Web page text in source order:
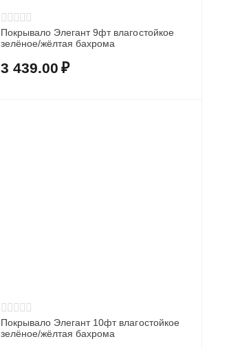
Покрывало Элегант 9фт влагостойкое
зелёное/жёлтая бахрома
3 439.00 ₽
Покрывало Элегант 10фт влагостойкое
зелёное/жёлтая бахрома